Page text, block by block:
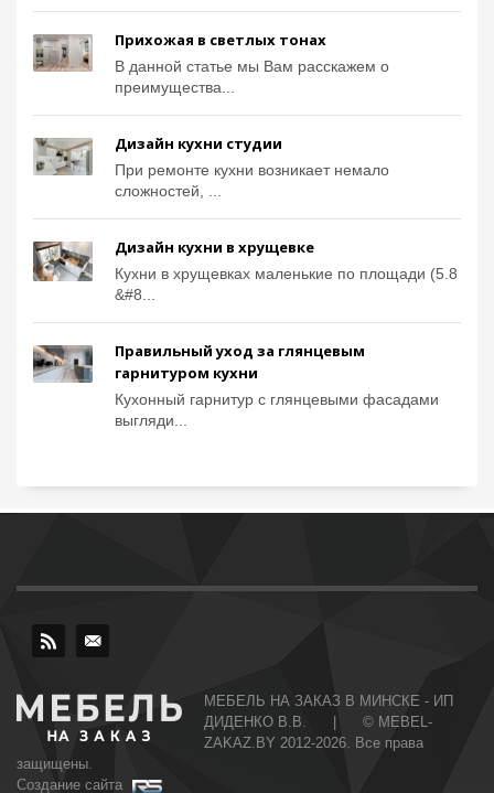
Прихожая в светлых тонах
В данной статье мы Вам расскажем о
преимущества...
Дизайн кухни студии
При ремонте кухни возникает немало
сложностей, ...
Дизайн кухни в хрущевке
Кухни в хрущевках маленькие по площади (5.8
&#8...
Правильный уход за глянцевым
гарнитуром кухни
Кухонный гарнитур с глянцевыми фасадами
выгляди...
МЕБЕЛЬ НА ЗАКАЗ В МИНСКЕ - ИП
ДИДЕНКО В.В. | © MEBEL-
ZAKAZ.BY 2012-2026. Все права
защищены.
Создание сайта